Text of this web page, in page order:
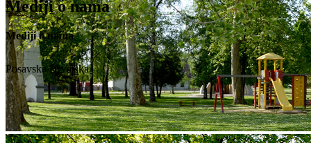
Mediji o nama
Mediji o nama
Posavska Hrvatska